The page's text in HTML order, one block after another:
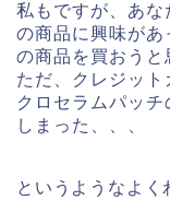
私もですが、あ
の商品に興味が
の商品を買おうと
ただ、クレジッ
クロセラムパッ
しまった、、、
というようなよく